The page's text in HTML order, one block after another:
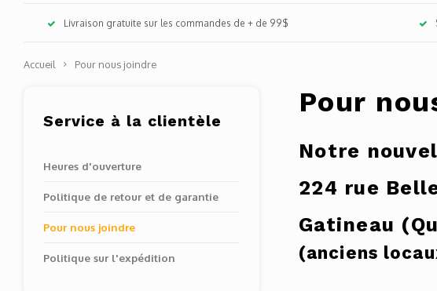
Livraison gratuite sur les commandes de + de 99$
Accueil Pour nous joindre
Service à la clientèle
Heures d'ouverture
Politique de retour et de garantie
Pour nous joindre
Politique sur l'expédition
Pour
Notre
224 rue
Gatineau
(anciens